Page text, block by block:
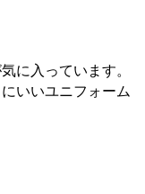
に入っています。
いいユニフォーム